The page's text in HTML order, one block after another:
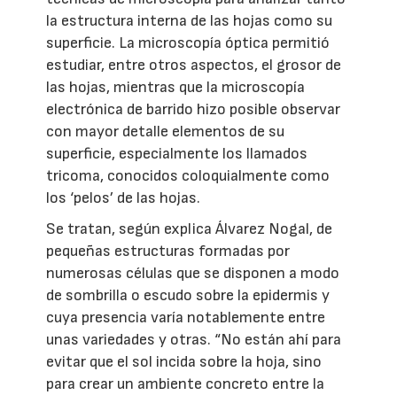
la estructura interna de las hojas como su
superficie. La microscopía óptica permitió
estudiar, entre otros aspectos, el grosor de
las hojas, mientras que la microscopía
electrónica de barrido hizo posible observar
con mayor detalle elementos de su
superficie, especialmente los llamados
tricoma, conocidos coloquialmente como
los ‘pelos’ de las hojas.
Se tratan, según explica Álvarez Nogal, de
pequeñas estructuras formadas por
numerosas células que se disponen a modo
de sombrilla o escudo sobre la epidermis y
cuya presencia varía notablemente entre
unas variedades y otras. “No están ahí para
evitar que el sol incida sobre la hoja, sino
para crear un ambiente concreto entre la